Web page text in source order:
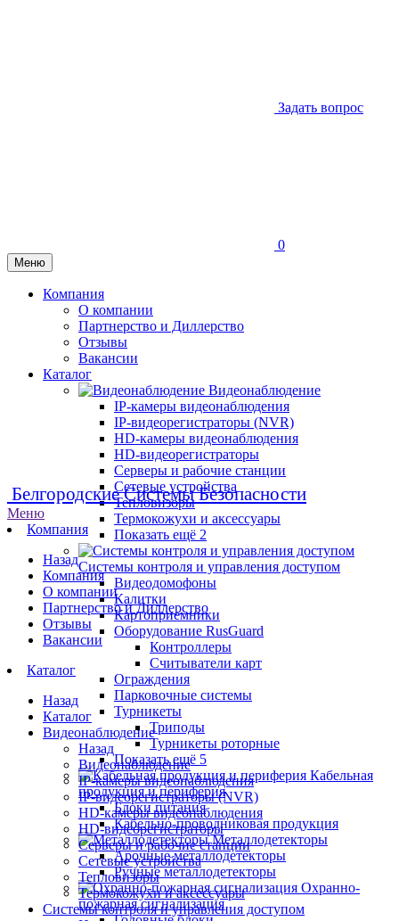
Задать вопрос
0
Меню
Компания
О компании
Партнерство и Диллерство
Отзывы
Вакансии
Каталог
Видеонаблюдение
IP-камеры видеонаблюдения
IP-видеорегистраторы (NVR)
HD-камеры видеонаблюдения
HD-видеорегистраторы
Серверы и рабочие станции
Сетевые устройства
Тепловизоры
Термокожухи и аксессуары
Показать ещё 2
Системы контроля и управления доступом
Видеодомофоны
Калитки
Картоприемники
Оборудование RusGuard
Контроллеры
Считыватели карт
Ограждения
Парковочные системы
Турникеты
Триподы
Турникеты роторные
Показать ещё 5
Кабельная
продукция и периферия
Блоки питания
Кабельно-проводниковая продукция
Металлодетекторы
Арочные металлодетекторы
Ручные металлодетекторы
Охранно-
пожарная сигнализация
Белгородские Системы Безопасности
Меню
Компания
Назад
Компания
О компании
Партнерство и Диллерство
Отзывы
Вакансии
Каталог
Назад
Каталог
Видеонаблюдение
Назад
Видеонаблюдение
IP-камеры видеонаблюдения
IP-видеорегистраторы (NVR)
HD-камеры видеонаблюдения
HD-видеорегистраторы
Серверы и рабочие станции
Сетевые устройства
Тепловизоры
Термокожухи и аксессуары
Системы контроля и управления доступом